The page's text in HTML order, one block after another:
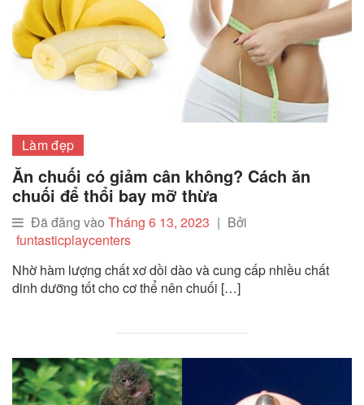
Làm đẹp
Ăn chuối có giảm cân không? Cách ăn
chuối để thổi bay mỡ thừa
Đã đăng vào Tháng 6 13, 2023 | Bởi
funtasticplaycenters
Nhờ hàm lượng chất xơ dồi dào và cung cấp nhiều chất
dinh dưỡng tốt cho cơ thể nên chuối […]